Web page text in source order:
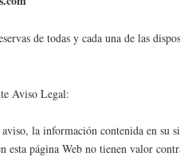
de todas y cada una de las
Aviso Legal:
la información contenida en su
esta página Web no tienen valor